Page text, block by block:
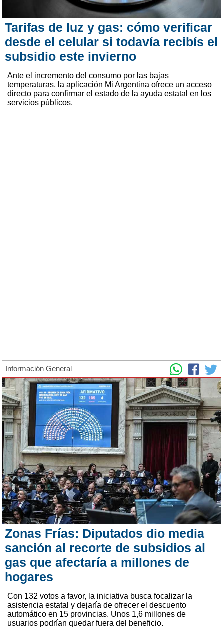
Tarifas de luz y gas: cómo verificar
desde el celular si todavía recibís el
subsidio este invierno
Ante el incremento del consumo por las bajas
temperaturas, la aplicación Mi Argentina ofrece un acceso
directo para confirmar el estado de la ayuda estatal en los
servicios públicos.
Información General
Zonas Frías: Diputados dio media
sanción al recorte de subsidios al
gas que afectaría a millones de
hogares
Con 132 votos a favor, la iniciativa busca focalizar la
asistencia estatal y dejaría de ofrecer el descuento
automático en 15 provincias. Unos 1,6 millones de
usuarios podrían quedar fuera del beneficio.